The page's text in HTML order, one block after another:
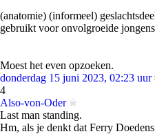
(anatomie) (informeel)
gebruikt voor onvolgroeide jongens
Moest het even opzoeken.
donderdag 15 juni 2023, 02:23 uur
4
Also-von-Oder
Last man standing.
Hm, als je denkt dat Ferry